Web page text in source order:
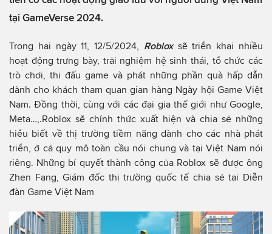
tại GameVerse 2024.
Trong hai ngày 11, 12/5/2024, Roblox sẽ triển khai nhiều
hoạt động trưng bày, trải nghiệm hệ sinh thái, tổ chức các
trò chơi, thi đấu game và phát những phần quà hấp dẫn
dành cho khách tham quan gian hàng Ngày hội Game Việt
Nam. Đồng thời, cùng với các đại gia thế giới như Google,
Meta…,.Roblox sẽ chính thức xuất hiện và chia sẻ những
hiểu biết về thị trường tiềm năng dành cho các nhà phát
triển, ở cả quy mô toàn cầu nói chung và tại Việt Nam nói
riêng. Những bí quyết thành công của Roblox sẽ được ông
Zhen Fang, Giám đốc thị trường quốc tế chia sẻ tại Diễn
đàn Game Việt Nam